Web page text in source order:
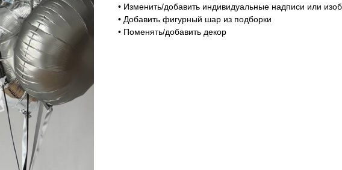
• Изменить/добавить индивидуальные надписи или
• Добавить фигурный шар из подборки
• Поменять/добавить декор